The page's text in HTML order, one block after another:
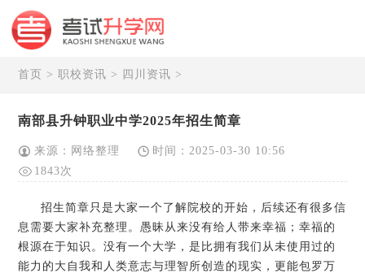
首页 >职校资讯 > 四川资讯 >
南部县升钟职业中学2025年招生简章
来源：网络整理
时间：2025-03-30 10:56
1843次
招生简章只是大家一个了解院校的开始，后续还有很多信
息需要大家补充整理。愚昧从来没有给人带来幸福；幸福的
根源在于知识。没有一个大学，是比拥有我们从未使用过的
能力的大自我和人类意志与理智所创造的现实，更能包罗万